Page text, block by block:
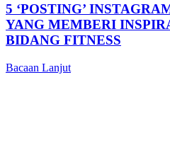
5 ‘POSTING’
YANG MEMBERI
BIDANG FITNESS
Bacaan Lanjut